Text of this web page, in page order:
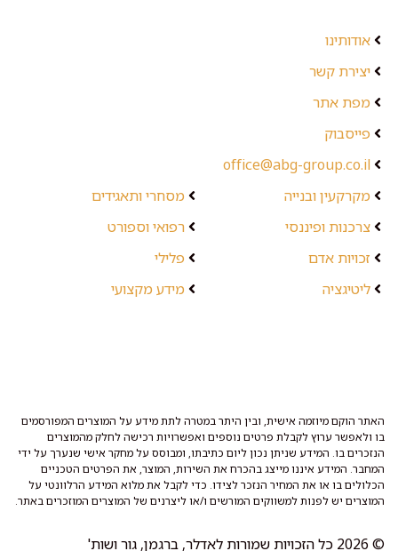
אודותינו
יצירת קשר
מפת אתר
פייסבוק
office@abg-group.co.il
מקרקעין ובנייה
צרכנות ופיננסי
זכויות אדם
ליטיגציה
מסחרי ותאגידים
רפואי וספורט
פלילי
מידע מקצועי
האתר הוקם מיוזמה אישית, ובין היתר במטרה לתת מידע על המוצרים המפורסמים
בו ולאפשר ערוץ לקבלת פרטים נוספים ואפשרויות רכישה לחלק מהמוצרים
הנזכרים בו. המידע שניתן נכון ליום כתיבתו, ומבוסס על מחקר אישי שנערך על ידי
המחבר. המידע איננו מייצג בהכרח את השירות, המוצר, את הפרטים הטכניים
הכלולים בו או את המחיר הנזכר לצידו. כדי לקבל את מלוא המידע הרלוונטי על
המוצרים יש לפנות למשווקים המורשים ו/או ליצרנים של המוצרים המוזכרים באתר.
© 2026 כל הזכויות שמורות לאדלר, ברגמן, גור ושות'